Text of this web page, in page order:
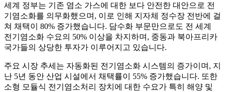
세계 정부는 기존 염소 가스에 대한 보다 안전한 대안으로 전
기염소화를 의무화했으며, 이로 인해 지자체 정수장 전반에 걸
쳐 채택이 80% 증가했습니다. 담수화 부문만으로도 전 세계
전기염소화 수요의 50% 이상을 차지하며, 중동과 북아프리카
국가들의 상당한 투자가 이루어지고 있습니다.
주요 시장 추세는 자동화된 전기염소화 시스템의 증가이며, 지
난 5년 동안 산업 시설에서 채택률이 55% 증가했습니다. 또한
소형 모듈식 전기염소처리 장치에 대한 수요가 특히 해양 및